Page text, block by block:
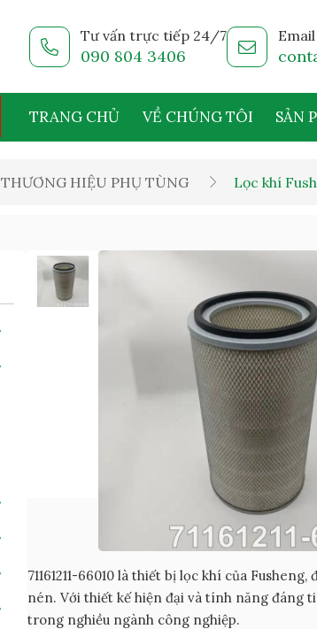
Tư vấn trực tiếp 24/7
090 804 3406
Email
TRANG CHỦ VỀ CHÚNG TÔI SẢN
THƯƠNG HIỆU PHỤ TÙNG Lọc khí
71161211-66010 là thiết bị lọc khí của
nén. Với thiết kế hiện đại và tính năng đáng
trong nghiều ngành công nghiệp.